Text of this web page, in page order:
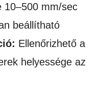
10–500 mm/sec
beállítható
Ellenőrizhető a
helyessége az